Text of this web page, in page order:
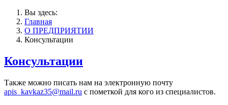
Вы здесь:
Главная
О ПРЕДПРИЯТИИ
Консультации
Консультации
Также можно писать нам на электронную почту
apis_kavkaz35@mail.ru с пометкой для кого из специалистов.